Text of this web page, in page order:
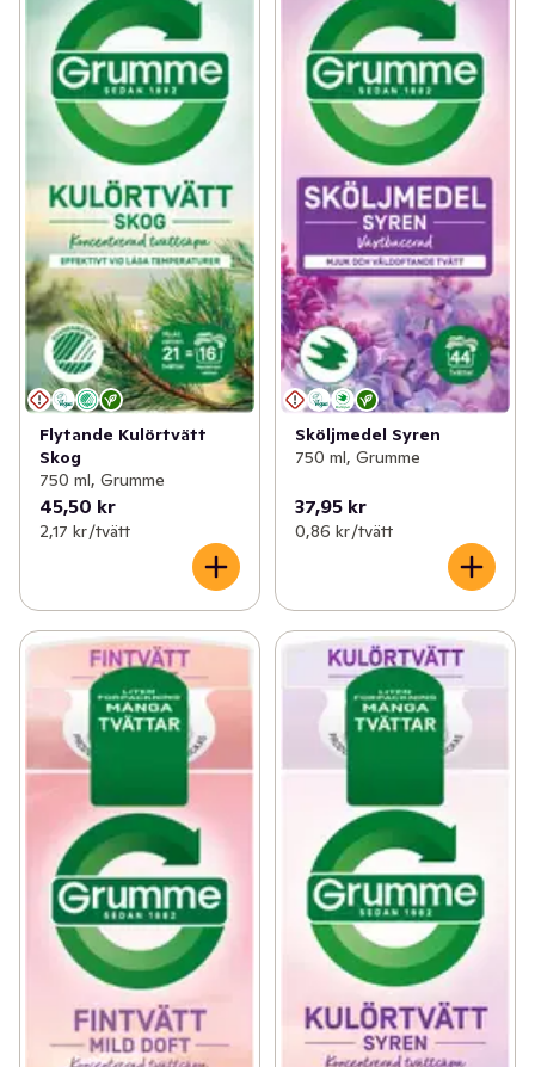
Flytande Kulörtvätt
Skog
750 ml, Grumme
45,50 kr
2,17 kr /tvätt
Sköljmedel Syren
750 ml, Grumme
37,95 kr
0,86 kr /tvätt